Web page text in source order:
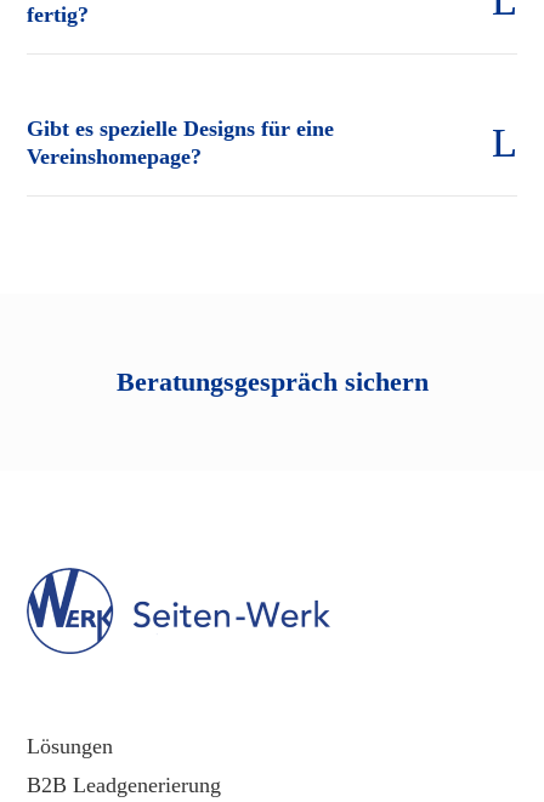
fertig?
Gibt es spezielle Designs für eine
Vereinshomepage?
Beratungsgespräch sichern
Lösungen
B2B Leadgenerierung